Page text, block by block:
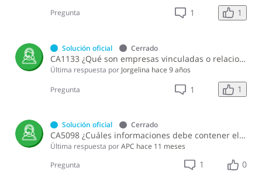
Pregunta 1 1
Solución oficial Cerrado
CA1133 ¿Qué son empresas vinculadas o relacionadas?
Última respuesta por Jorgelina hace 9 años
Pregunta 1 1
Solución oficial Cerrado
CA5098 ¿Cuáles informaciones debe contener el Reporte País por País?
Última respuesta porAPC hace 11 meses
Pregunta
1 0